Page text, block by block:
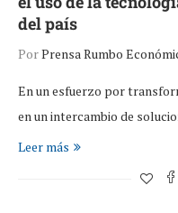
del país
PorPrensa Rumbo
En un esfuerzo por
en un intercambio de
Leer más